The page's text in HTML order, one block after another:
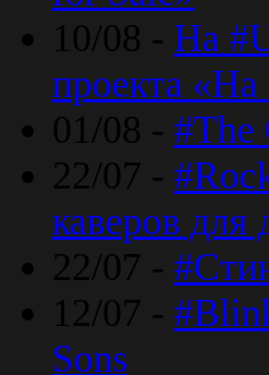
10/08 - На
проекта
01/08 - #The
22/07 -
каверов для
22/07 -
12/07 -
Sons